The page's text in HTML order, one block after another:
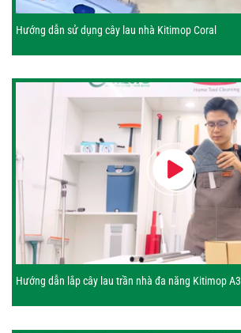
Hướng dẫn sử dụng cây lau nhà Kitimop Coral
Hướng dẫn lắp cây lau trần nhà đa năng Kitimop A3